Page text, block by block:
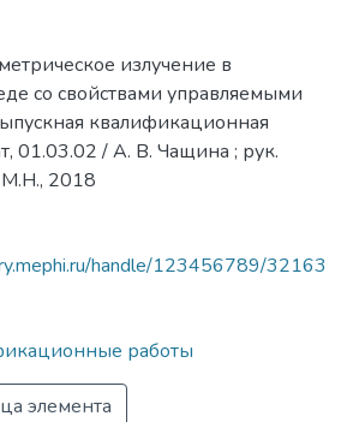
излучение в
со свойствами управляемыми
квалификационная
01.03.02 / А. В. Чащина ; рук.
2018
handle/123456789/32163
работы
элемента